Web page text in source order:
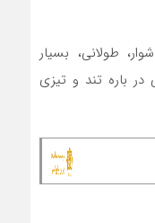
طولانی، بسیار
در باره تند و تیزی